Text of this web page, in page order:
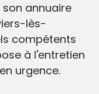
annuaire
lès-
compétents
à l'entretien
urgence.